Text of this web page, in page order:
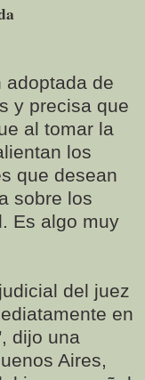
adoptada de
y precisa que
al tomar la
los
que desean
sobre los
Es algo muy
del juez
en
dijo una
Aires,